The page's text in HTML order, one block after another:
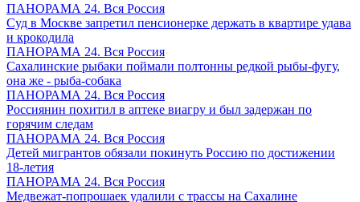
ПАНОРАМА 24. Вся Россия
Суд в Москве запретил пенсионерке держать в квартире удава
и крокодила
ПАНОРАМА 24. Вся Россия
Сахалинские рыбаки поймали полтонны редкой рыбы-фугу,
она же - рыба-собака
ПАНОРАМА 24. Вся Россия
Россиянин похитил в аптеке виагру и был задержан по
горячим следам
ПАНОРАМА 24. Вся Россия
Детей мигрантов обязали покинуть Россию по достижении
18-летия
ПАНОРАМА 24. Вся Россия
Медвежат-попрошаек удалили с трассы на Сахалине